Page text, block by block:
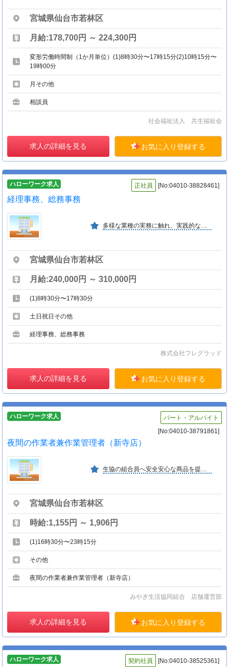
宮城県仙台市若林区
月給:178,700円 ～ 224,300円
変形労働時間制（1か月単位）(1)8時30分〜17時15分(2)10時15分〜
19時00分
月その他
相談員
社会福祉法人 共生福祉会
求人の詳細を見る お気に入り登録する
ハローワーク求人 正社員 [No:04010-38828461]
経理事務、総務事務
宮城県仙台市若林区
月給:240,000円 ～ 310,000円
(1)8時30分〜17時30分
土日祝日その他
経理事務、総務事務
株式会社フレグラッド
求人の詳細を見る お気に入り登録する
ハローワーク求人
パート・アルバイト
[No:04010-38791861]
夜間の作業者兼作業管理者（新寺店）
宮城県仙台市若林区
時給:1,155円 ～ 1,906円
(1)16時30分〜23時15分
その他
夜間の作業者兼作業管理者（新寺店）
みやぎ生活協同組合 店舗運営部
求人の詳細を見る お気に入り登録する
ハローワーク求人 契約社員 [No:04010-38525361]